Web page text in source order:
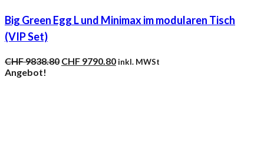
Big Green Egg L und Minimax im modularen Tisch
(VIP Set)
CHF9838.80 Ursprünglicher
CHF 9790.80Aktueller
inkl. MWSt
Angebot!